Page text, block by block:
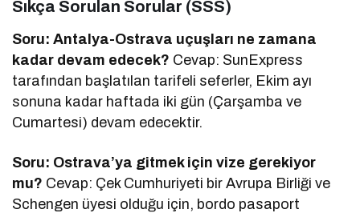
Sıkça Sorulan Sorular (SSS)
Soru: Antalya-Ostrava uçuşları ne zamana
kadar devam edecek? Cevap: SunExpress
tarafından başlatılan tarifeli seferler, Ekim ayı
sonuna kadar haftada iki gün (Çarşamba ve
Cumartesi) devam edecektir.
Soru: Ostrava’ya gitmek için vize gerekiyor
mu? Cevap: Çek Cumhuriyeti bir Avrupa Birliği ve
Schengen üyesi olduğu için, bordo pasaport